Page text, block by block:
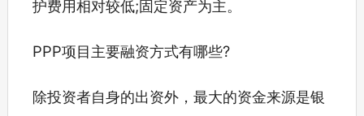
护费用相对较低;固定资产为主。
PPP项目主要融资方式有哪些?
除投资者自身的出资外，最大的资金来源是银